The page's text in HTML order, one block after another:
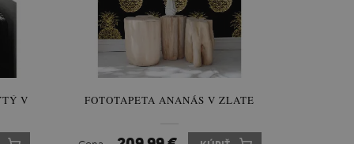
V
FOTOTAPETA ANANÁS V ZLATE